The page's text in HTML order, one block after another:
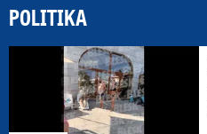
POLITIKA